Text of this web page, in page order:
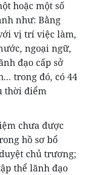
hoặc một số
như: Bằng
vị trí việc làm,
ngoại ngữ,
đạo cấp sở
trong đó, có 44
thời điểm
chưa được
hồ sơ bổ
chủ trương;
thể lãnh đạo